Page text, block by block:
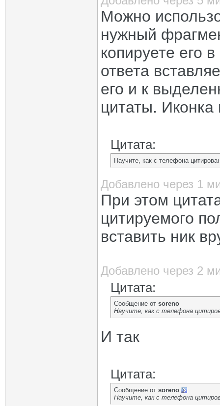
Можно
нужный
копируете его
ответа
его и к
цитаты.
Цитата:
Научите, как с телефона
Добавлено через 1
При этом
цитируемого
вставить ник
Добавлено через 2
Цитата:
Сообщение от soreno
Научите, как с телефона
И так
Цитата:
Сообщение от soreno
Научите, как с телефона